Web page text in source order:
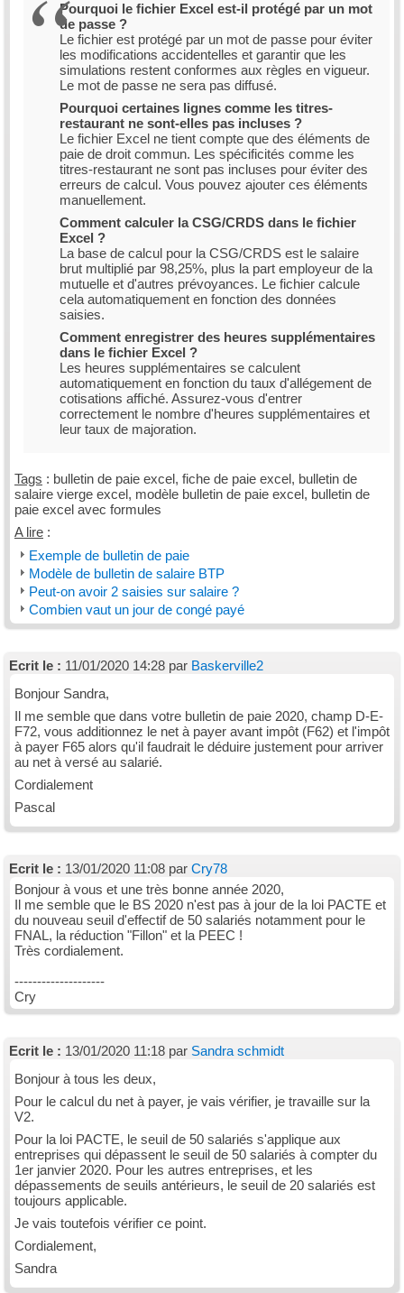
Pourquoi le fichier Excel est-il protégé par un mot
de passe ?
Le fichier est protégé par un mot de passe pour éviter
les modifications accidentelles et garantir que les
simulations restent conformes aux règles en vigueur.
Le mot de passe ne sera pas diffusé.
Pourquoi certaines lignes comme les titres-
restaurant ne sont-elles pas incluses ?
Le fichier Excel ne tient compte que des éléments de
paie de droit commun. Les spécificités comme les
titres-restaurant ne sont pas incluses pour éviter des
erreurs de calcul. Vous pouvez ajouter ces éléments
manuellement.
Comment calculer la CSG/CRDS dans le fichier
Excel ?
La base de calcul pour la CSG/CRDS est le salaire
brut multiplié par 98,25%, plus la part employeur de la
mutuelle et d'autres prévoyances. Le fichier calcule
cela automatiquement en fonction des données
saisies.
Comment enregistrer des heures supplémentaires
dans le fichier Excel ?
Les heures supplémentaires se calculent
automatiquement en fonction du taux d'allégement de
cotisations affiché. Assurez-vous d'entrer
correctement le nombre d'heures supplémentaires et
leur taux de majoration.
Tags : bulletin de paie excel, fiche de paie excel, bulletin de
salaire vierge excel, modèle bulletin de paie excel, bulletin de
paie excel avec formules
A lire :
Exemple de bulletin de paie
Modèle de bulletin de salaire BTP
Peut-on avoir 2 saisies sur salaire ?
Combien vaut un jour de congé payé
Ecrit le : 11/01/2020 14:28 par Baskerville2
Bonjour Sandra,
Il me semble que dans votre bulletin de paie 2020, champ D-E-
F72, vous additionnez le net à payer avant impôt (F62) et l'impôt
à payer F65 alors qu'il faudrait le déduire justement pour arriver
au net à versé au salarié.
Cordialement
Pascal
Ecrit le : 13/01/2020 11:08 par Cry78
Bonjour à vous et une très bonne année 2020,
Il me semble que le BS 2020 n'est pas à jour de la loi PACTE et
du nouveau seuil d'effectif de 50 salariés notamment pour le
FNAL, la réduction "Fillon" et la PEEC !
Très cordialement.
--------------------
Cry
Ecrit le : 13/01/2020 11:18 par Sandra schmidt
Bonjour à tous les deux,
Pour le calcul du net à payer, je vais vérifier, je travaille sur la
V2.
Pour la loi PACTE, le seuil de 50 salariés s'applique aux
entreprises qui dépassent le seuil de 50 salariés à compter du
1er janvier 2020. Pour les autres entreprises, et les
dépassements de seuils antérieurs, le seuil de 20 salariés est
toujours applicable.
Je vais toutefois vérifier ce point.
Cordialement,
Sandra